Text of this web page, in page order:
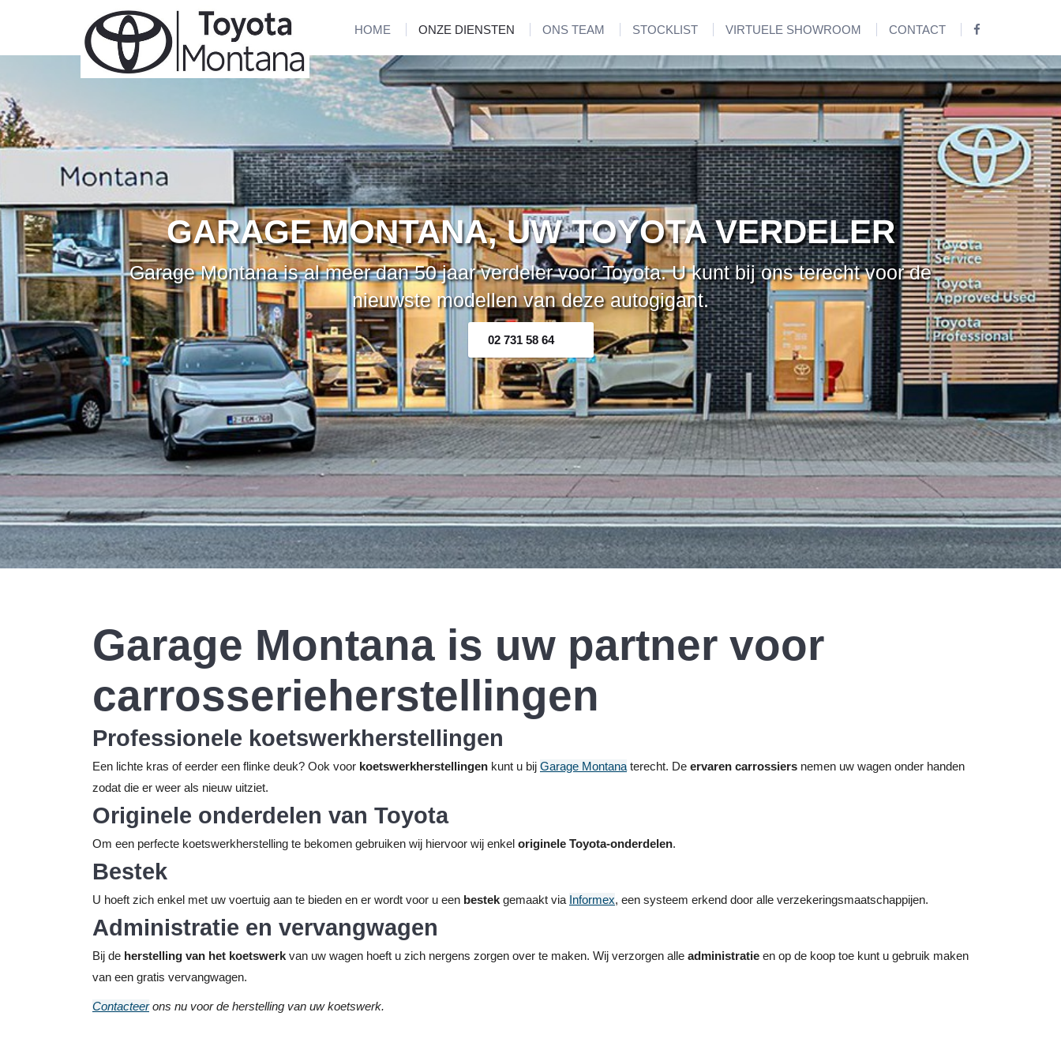
HOME ONZE DIENSTEN ONS TEAM STOCKLIST VIRTUELE SHOWROOM CONTACT
GARAGE MONTANA, UW TOYOTA VERDELER
Garage Montana is al meer dan 50 jaar verdeler voor Toyota. U kunt bij ons terecht voor de
nieuwste modellen van deze autogigant.
02 731 58 64
Garage Montana is uw partner voor
carrosserieherstellingen
Professionele koetswerkherstellingen
Een lichte kras of eerder een flinke deuk? Ook voor koetswerkherstellingen kunt u bij Garage Montana terecht. De ervaren carrossiers nemen uw wagen onder handen
zodat die er weer als nieuw uitziet.
Originele onderdelen van Toyota
Om een perfecte koetswerkherstelling te bekomen gebruiken wij hiervoor wij enkel originele Toyota-onderdelen.
Bestek
U hoeft zich enkel met uw voertuig aan te bieden en er wordt voor u een bestek gemaakt via Informex, een systeem erkend door alle verzekeringsmaatschappijen.
Administratie en vervangwagen
Bij de herstelling van het koetswerk van uw wagen hoeft u zich nergens zorgen over te maken. Wij verzorgen alle administratie en op de koop toe kunt u gebruik maken
van een gratis vervangwagen.
Contacteerons nu voor de herstelling van uw koetswerk.